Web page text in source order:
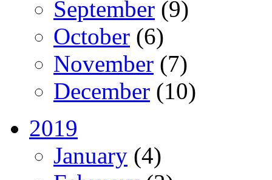
September (9)
October (6)
November (7)
December (10)
2019
January (4)